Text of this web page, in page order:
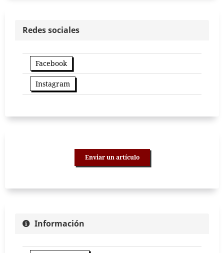
Redes sociales
Facebook
Instagram
Enviar un artículo
Información